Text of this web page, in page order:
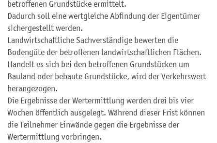
betroffenen Grundstücke ermittelt.
Dadurch soll eine wertgleiche Abfindung der Eigentümer
sichergestellt werden.
Landwirtschaftliche Sachverständige bewerten die
Bodengüte der betroffenen landwirtschaftlichen Flächen.
Handelt es sich bei den betroffenen Grundstücken um
Bauland oder bebaute Grundstücke, wird der Verkehrswert
herangezogen.
Die Ergebnisse der Wertermittlung werden drei bis vier
Wochen öffentlich ausgelegt. Während dieser Frist können
die Teilnehmer Einwände gegen die Ergebnisse der
Wertermittlung vorbringen.